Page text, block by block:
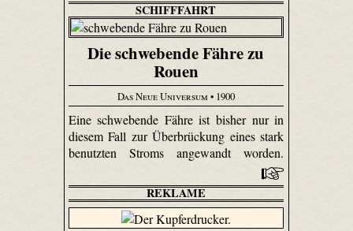
SCHIFFFAHRT
Die schwebende Fähre zu
Rouen
Das Neue Universum • 1900
Eine schwebende Fähre ist bisher nur in
diesem Fall zur Überbrückung eines stark
benutzten Stroms angewandt worden.
REKLAME